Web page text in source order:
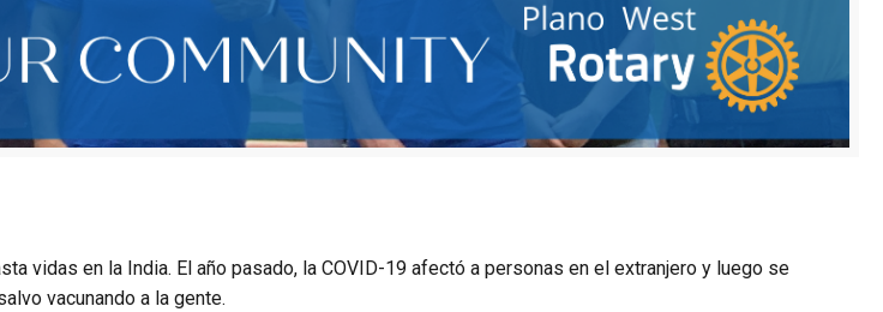
vidas en la India. El año pasado, la COVID-19 afectó a personas en el extranjero y luego se
vacunando a la gente.